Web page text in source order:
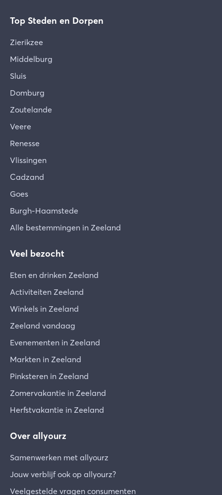
Top Steden en Dorpen
Zierikzee
Middelburg
Sluis
Domburg
Zoutelande
Veere
Renesse
Vlissingen
Cadzand
Goes
Burgh-Haamstede
Alle bestemmingen in Zeeland
Veel bezocht
Eten en drinken Zeeland
Activiteiten Zeeland
Winkels in Zeeland
Zeeland vandaag
Evenementen in Zeeland
Markten in Zeeland
Pinksteren in Zeeland
Zomervakantie in Zeeland
Herfstvakantie in Zeeland
Over allyourz
Samenwerken met allyourz
Jouw verblijf ook op allyourz?
Veelgestelde vragen consumenten